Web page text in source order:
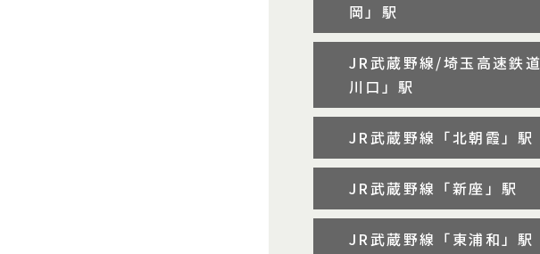
岡」駅
JR武蔵野線/埼玉高速鉄
川口」駅
JR武蔵野線「北朝霞」駅
JR武蔵野線「新座」駅
JR武蔵野線「東浦和」駅